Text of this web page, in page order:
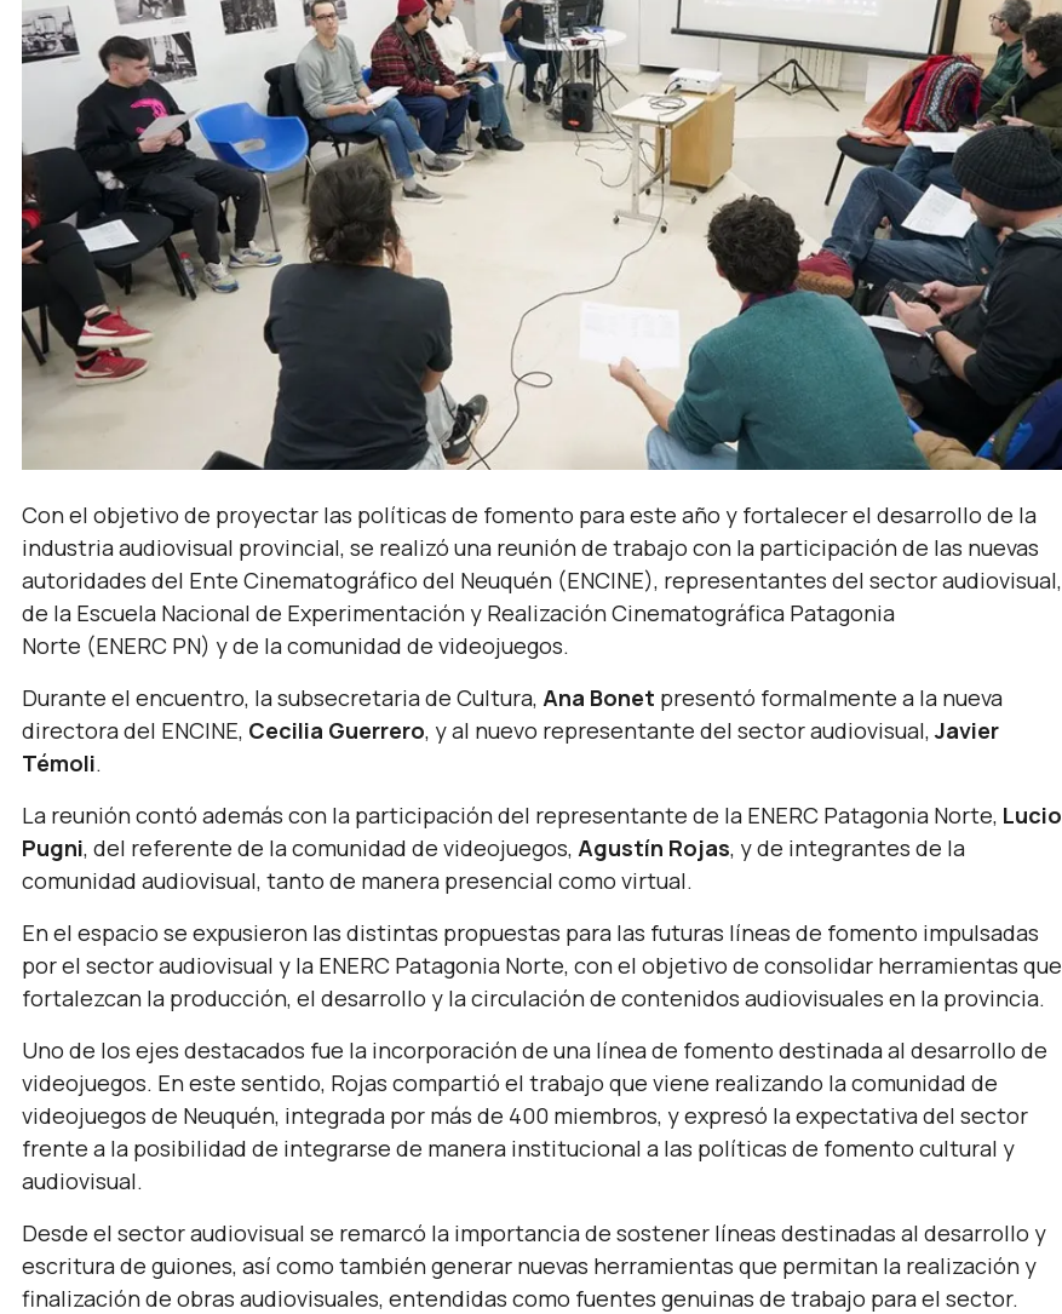
Con el objetivo de proyectar las políticas de fomento para este año y fortalecer el desarrollo de la
industria audiovisual provincial, se realizó una reunión de trabajo con la participación de las nuevas
autoridades del Ente Cinematográfico del Neuquén (ENCINE), representantes del sector audiovisual,
de la Escuela Nacional de Experimentación y Realización Cinematográfica Patagonia
Norte (ENERC PN) y de la comunidad de videojuegos.
Durante el encuentro, la subsecretaria de Cultura, Ana Bonet presentó formalmente a la nueva
directora del ENCINE, Cecilia Guerrero, y al nuevo representante del sector audiovisual,Javier
Témoli.
La reunión contó además con la participación del representante de la ENERC Patagonia Norte, Lucio
Pugni, del referente de la comunidad de videojuegos, Agustín Rojas, y de integrantes de la
comunidad audiovisual, tanto de manera presencial como virtual.
En el espacio se expusieron las distintas propuestas para las futuras líneas de fomento impulsadas
por el sector audiovisual y la ENERC Patagonia Norte, con el objetivo de consolidar herramientas que
fortalezcan la producción, el desarrollo y la circulación de contenidos audiovisuales en la provincia.
Uno de los ejes destacados fue la incorporación de una línea de fomento destinada al desarrollo de
videojuegos. En este sentido, Rojas compartió el trabajo que viene realizando la comunidad de
videojuegos de Neuquén, integrada por más de 400 miembros, y expresó la expectativa del sector
frente a la posibilidad de integrarse de manera institucional a las políticas de fomento cultural y
audiovisual.
Desde el sector audiovisual se remarcó la importancia de sostener líneas destinadas al desarrollo y
escritura de guiones, así como también generar nuevas herramientas que permitan la realización y
finalización de obras audiovisuales, entendidas como fuentes genuinas de trabajo para el sector.